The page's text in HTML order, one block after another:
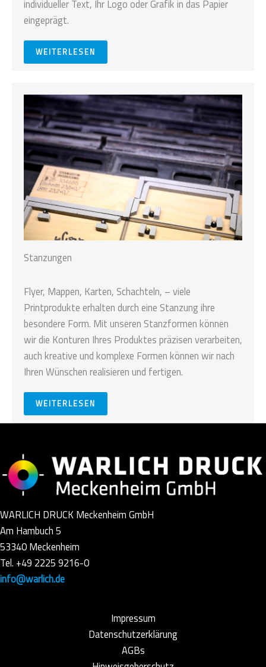
individueller Text, Ihr Logo oder Grafik in das Papier
eingeprägt.
WEITERLESEN
Stanzungen
Flyer, Mappen, Karten, Schachteln, – viele
Printprodukte erhalten durch eine Stanzung ihre
besondere Form. Mit unseren Stanzformen können
wir die Konturen Ihres Produktes präzisen verarbeiten,
auch kreative und komplexe Formen können wir nach
Ihren Wünschen realisieren und fertigen.
WEITERLESEN
WARLICH DRUCK Meckenheim GmbH
Am Hambuch 5
53340 Meckenheim
Tel. +49 2225 9216-0
info@warlich.de
Impressum
Datenschutzerklärung
AGBs